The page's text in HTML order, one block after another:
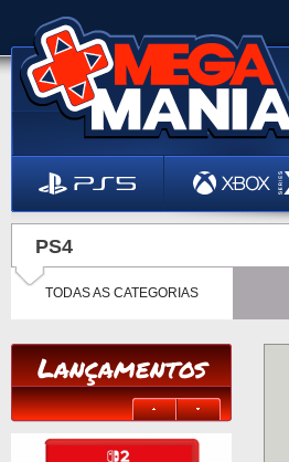
PS4
TODAS AS CATEGORIAS
Lançamentos